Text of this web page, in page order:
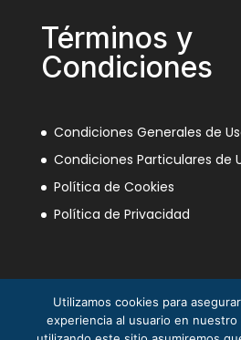
Términos y
Condiciones
Condiciones Generales de
Condiciones Particulares de
Política de Cookies
Política de Privacidad
Utilizamos cookies para
experiencia al usuario en